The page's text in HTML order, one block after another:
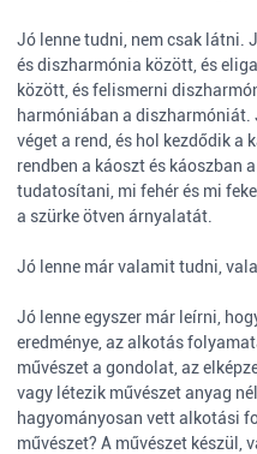
Jó lenne tudni, nem csak látni.
és diszharmónia között, és
között, és felismerni
harmóniában a diszharmóniát.
véget a rend, és hol kezdődik a
rendben a káoszt és káoszban
tudatosítani, mi fehér és mi
a szürke ötven árnyalatát.
Jó lenne már valamit tudni,
Jó lenne egyszer már leírni,
eredménye, az alkotás
művészet a gondolat, az
vagy létezik művészet anyag
hagyományosan vett alkotási
művészet? A művészet készül,